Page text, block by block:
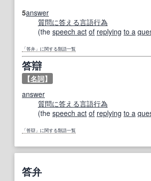
5answer
質問に答える言語行為
(the speech act of replying to a
「答弁」に関する類語一覧
答辯
【名詞】
answer
質問に答える言語行為
(the speech act of replying to a
「答辯」に関する類語一覧
答弁